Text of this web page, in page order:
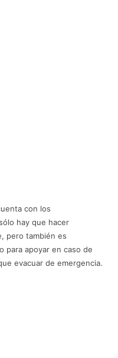
con los
hay que hacer
pero también es
para apoyar en caso de
evacuar de emergencia.